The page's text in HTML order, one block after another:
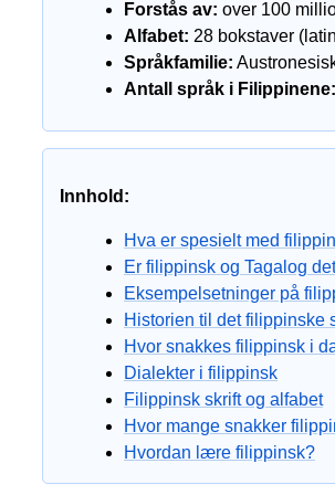
Forstås av: over 100
Alfabet: 28 bokstaver
Språkfamilie:
Antall språk i Filippinene:
Innhold:
Hva er spesielt med
Er filippinsk og Tagalog
Eksempelsetninger på
Historien til det filippinske
Hvor snakkes filippinsk i
Dialekter i filippinsk
Filippinsk skrift og alfabet
Hvor mange snakker
Hvordan lære filippinsk?